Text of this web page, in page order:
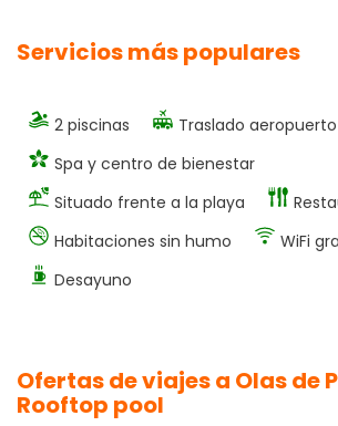
Servicios más populares
2 piscinas
Traslado aeropuerto
Spa y centro de bienestar
Situado frente a la playa
Habitaciones sin humo
WiFi
Desayuno
Ofertas de viajes a Olas de
Rooftop pool